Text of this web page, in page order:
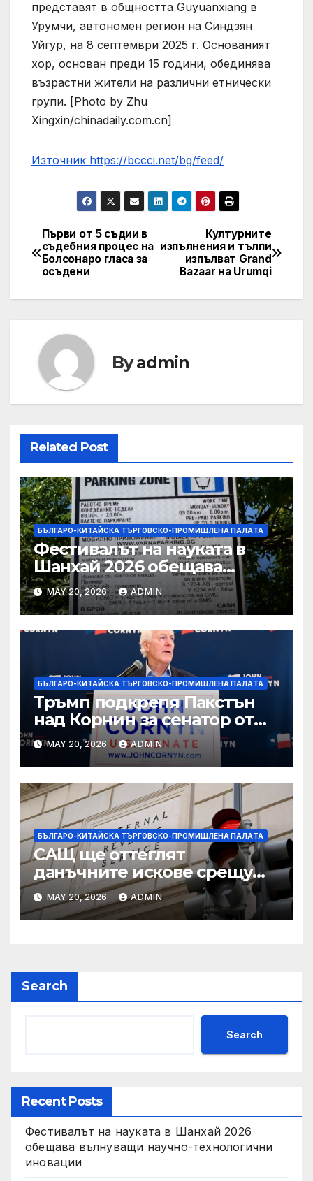
представят в общността Guyuanxiang в
Урумчи, автономен регион на Синдзян
Уйгур, на 8 септември 2025 г. Основаният
хор, основан преди 15 години, обединява
възрастни жители на различни етнически
групи. [Photo by Zhu
Xingxin/chinadaily.com.cn]
Източник https://bccci.net/bg/feed/
Post
navigation
Културните
изпълнения и тълпи
изпълват Grand
Bazaar на Urumqi
Първи от 5 съдии в
съдебния процес на
Болсонаро гласа за
осъдени
Byadmin
Related Post
БЪЛГАРО-КИТАЙСКА ТЪРГОВСКО-ПРОМИШЛЕНА ПАЛAТА
Фестивалът на науката в
Шанхай 2026 обещава
вълнуващи научно-
технологични иновации
MAY 20, 2026 ADMIN
БЪЛГАРО-КИТАЙСКА ТЪРГОВСКО-ПРОМИШЛЕНА ПАЛAТА
Тръмп подкрепя Пакстън
над Корнин за сенатор от
Тексас в шокираща
подкрепа
MAY 20, 2026 ADMIN
БЪЛГАРО-КИТАЙСКА ТЪРГОВСКО-ПРОМИШЛЕНА ПАЛAТА
САЩ ще оттеглят
данъчните искове срещу
Тръмп „завинаги“ в
сделката за съдебно дело с
IRS
MAY 20, 2026 ADMIN
Search
Search
Recent Posts
Фестивалът на науката в Шанхай 2026
обещава вълнуващи научно-технологични
иновации